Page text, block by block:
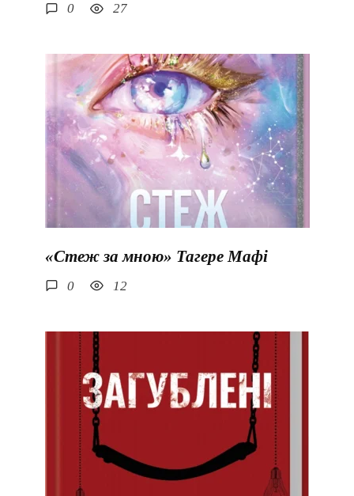
0 27
«Стеж за мною» Тагере Мафі
0 12